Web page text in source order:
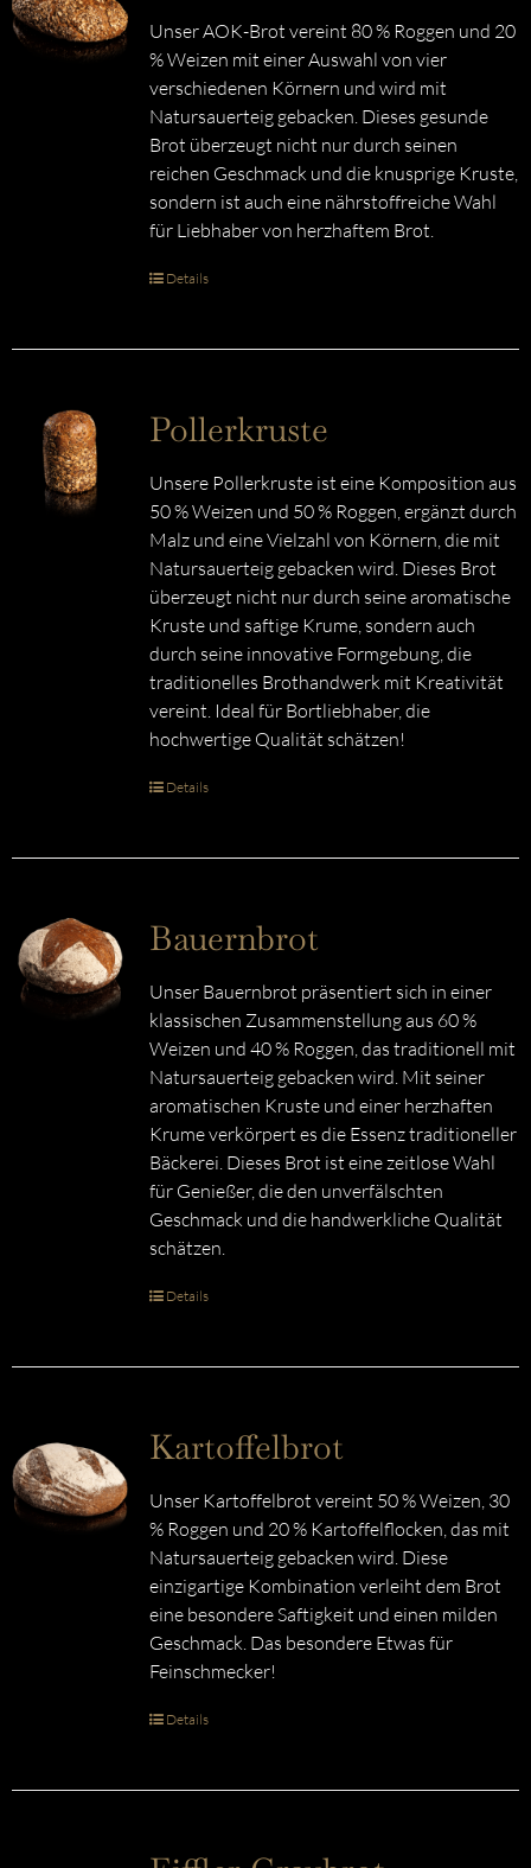
Unser AOK-Brot vereint 80 % Roggen und 20
% Weizen mit einer Auswahl von vier
verschiedenen Körnern und wird mit
Natursauerteig gebacken. Dieses gesunde
Brot überzeugt nicht nur durch seinen
reichen Geschmack und die knusprige Kruste,
sondern ist auch eine nährstoffreiche Wahl
für Liebhaber von herzhaftem Brot.
Details
Pollerkruste
Unsere Pollerkruste ist eine Komposition aus
50 % Weizen und 50 % Roggen, ergänzt durch
Malz und eine Vielzahl von Körnern, die mit
Natursauerteig gebacken wird. Dieses Brot
überzeugt nicht nur durch seine aromatische
Kruste und saftige Krume, sondern auch
durch seine innovative Formgebung, die
traditionelles Brothandwerk mit Kreativität
vereint. Ideal für Bortliebhaber, die
hochwertige Qualität schätzen!
Details
Bauernbrot
Unser Bauernbrot präsentiert sich in einer
klassischen Zusammenstellung aus 60 %
Weizen und 40 % Roggen, das traditionell mit
Natursauerteig gebacken wird. Mit seiner
aromatischen Kruste und einer herzhaften
Krume verkörpert es die Essenz traditioneller
Bäckerei. Dieses Brot ist eine zeitlose Wahl
für Genießer, die den unverfälschten
Geschmack und die handwerkliche Qualität
schätzen.
Details
Kartoffelbrot
Unser Kartoffelbrot vereint 50 % Weizen, 30
% Roggen und 20 % Kartoffelflocken, das mit
Natursauerteig gebacken wird. Diese
einzigartige Kombination verleiht dem Brot
eine besondere Saftigkeit und einen milden
Geschmack. Das besondere Etwas für
Feinschmecker!
Details